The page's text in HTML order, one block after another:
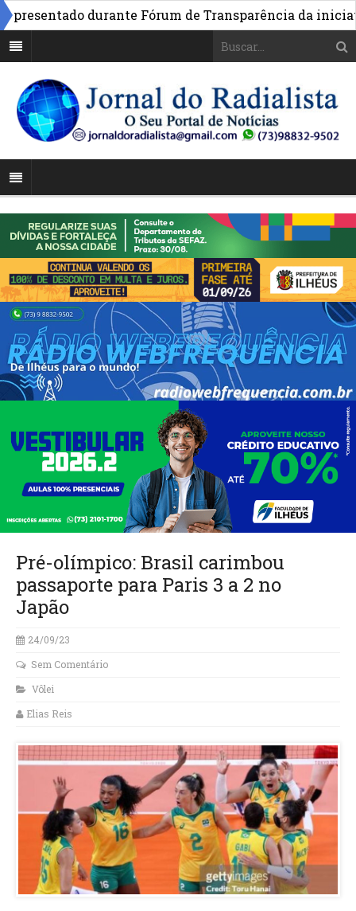
durante Fórum de Transparência da iniciativa
Pré-olímpico: Brasil carimbou
passaporte para Paris 3 a 2 no
Japão
24/09/23
Sem Comentário
Vôlei
Elias Reis